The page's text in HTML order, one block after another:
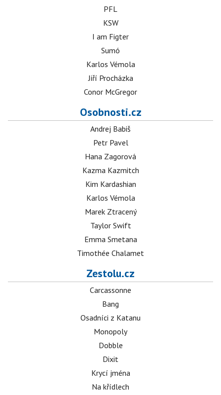
PFL
KSW
I am Figter
Sumó
Karlos Vémola
Jiří Procházka
Conor McGregor
Osobnosti.cz
Andrej Babiš
Petr Pavel
Hana Zagorová
Kazma Kazmitch
Kim Kardashian
Karlos Vémola
Marek Ztracený
Taylor Swift
Emma Smetana
Timothée Chalamet
Zestolu.cz
Carcassonne
Bang
Osadníci z Katanu
Monopoly
Dobble
Dixit
Krycí jména
Na křídlech